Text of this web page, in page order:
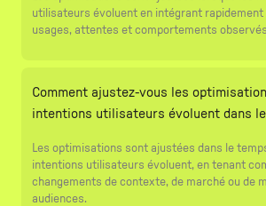
utilisateurs évoluent en intégrant rapidement
usages, attentes et comportements
Comment ajustez-vous les
intentions utilisateurs évoluent dans
Les optimisations sont ajustées dans le
intentions utilisateurs évoluent, en tenant
changements de contexte, de marché ou de
audiences.